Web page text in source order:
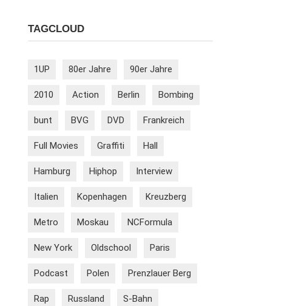
TAGCLOUD
1UP 80er Jahre 90er Jahre
2010 Action Berlin Bombing
bunt BVG DVD Frankreich
Full Movies Graffiti Hall
Hamburg Hiphop Interview
Italien Kopenhagen Kreuzberg
Metro Moskau NCFormula
New York Oldschool Paris
Podcast Polen Prenzlauer Berg
Rap Russland S-Bahn